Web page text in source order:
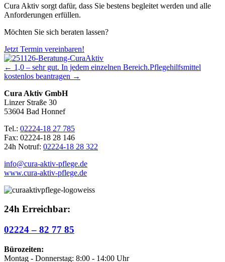
Cura Aktiv sorgt dafür, dass Sie bestens begleitet werden und alle
Anforderungen erfüllen.
Möchten Sie sich beraten lassen?
Jetzt Termin vereinbaren!
← 1,0 – sehr gut. In jedem einzelnen Bereich.Pflegehilfsmittel
kostenlos beantragen →
Cura Aktiv GmbH
Linzer Straße 30
53604 Bad Honnef
Tel.: 02224-18 27 785
Fax: 02224-18 28 146
24h Notruf: 02224-18 28 322
info@cura-aktiv-pflege.de
www.cura-aktiv-pflege.de
24h Erreichbar:
02224 – 82 77 85
Bürozeiten:
Montag - Donnerstag: 8:00 - 14:00 Uhr